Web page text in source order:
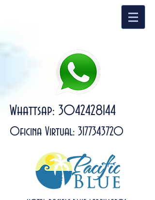
Whattsap: 3042428144
Oficina Virtual: 3177343720